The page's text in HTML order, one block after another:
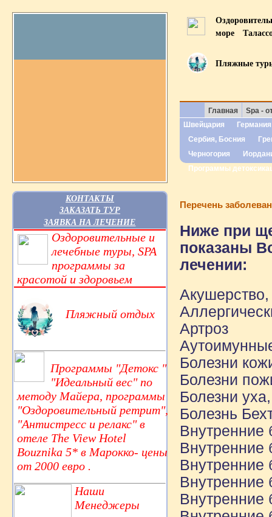
КОНТАКТЫ
ЗАКАЗАТЬ ТУР
ЗАЯВКА НА ЛЕЧЕНИЕ
Оздоровительные и
лечебные туры, SPA
программы за
красотой и здоровьем
Пляжный отдых
Программы "Детокс "
"Идеальный вес" по
методу Майера, программы
"Оздоровительный ретрит",
"Антистресс и релакс" в
отеле The View Hotel
Bouznika 5* в Марокко- цены
от 2000 евро .
Наши
Менеджеры
море
Пляжные
Главная
Spa -
Швейцария
Германия
Сербия, Босния
Черногория
Программы
Перечень
Ниже при
показаны
лечении:
Артроз
Болезни
Болезни
Болезни
Болезнь
Внутренние
Внутренние
Внутренние
Внутренние
Внутренние